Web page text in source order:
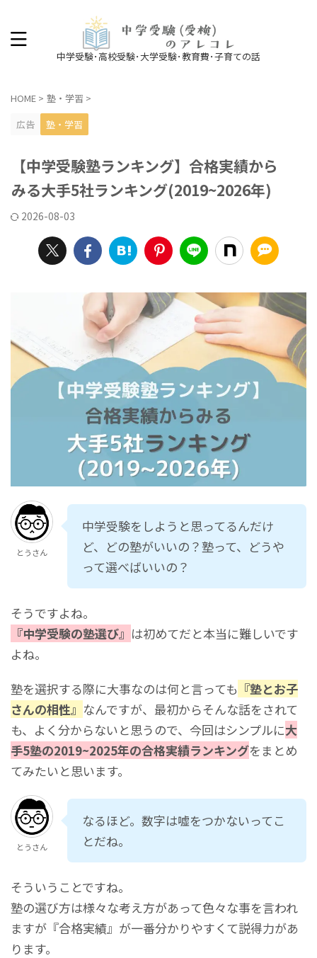
中学受験･高校受験･大学受験･教育費･子育ての話
HOME > 塾・学習 >
広告
塾・学習
【中学受験塾ランキング】合格実績から
みる大手5社ランキング(2019~2026年)
2026-08-03
とうさん
中学受験をしようと思ってるんだけ
ど、どの塾がいいの？塾って、どうや
って選べばいいの？
そうですよね。
『中学受験の塾選び』 は初めてだと本当に難しいです
よね。
塾を選択する際に大事なのは何と言っても 『塾とお子
さんの相性』 なんですが、最初からそんな話をされて
も、よく分からないと思うので、今回はシンプルに大
手5塾の2019~2025年の合格実績ランキングをまとめ
てみたいと思います。
とうさん
なるほど。数字は嘘をつかないってこ
とだね。
そういうことですね。
塾の選び方は様々な考え方があって色々な事を言われ
ますが『合格実績』が一番分かりやすくて説得力があ
ります。